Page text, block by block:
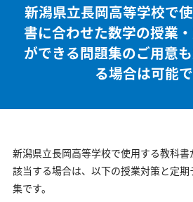
新潟県立長岡高等学校で
書に合わせた数学の授業
ができる問題集のご用意も
る場合は可能で
新潟県立長岡高等学校で使用する教科
該当する場合は、以下の授業対策と定
集です。